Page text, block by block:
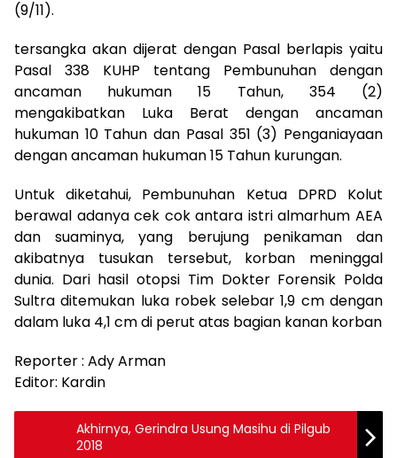
(9/11).
tersangka akan dijerat dengan Pasal berlapis yaitu
Pasal 338 KUHP tentang Pembunuhan dengan
ancaman hukuman 15 Tahun, 354 (2)
mengakibatkan Luka Berat dengan ancaman
hukuman 10 Tahun dan Pasal 351 (3) Penganiayaan
dengan ancaman hukuman 15 Tahun kurungan.
Untuk diketahui, Pembunuhan Ketua DPRD Kolut
berawal adanya cek cok antara istri almarhum AEA
dan suaminya, yang berujung penikaman dan
akibatnya tusukan tersebut, korban meninggal
dunia. Dari hasil otopsi Tim Dokter Forensik Polda
Sultra ditemukan luka robek selebar 1,9 cm dengan
dalam luka 4,1 cm di perut atas bagian kanan korban
Reporter : Ady Arman
Editor: Kardin
Akhirnya, Gerindra Usung Masihu di Pilgub
2018